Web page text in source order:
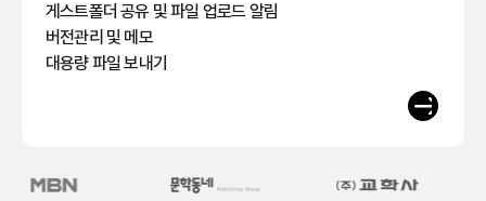
게스트폴더 공유 및 파일 업로드 알림
버전관리 및 메모
대용량 파일 보내기